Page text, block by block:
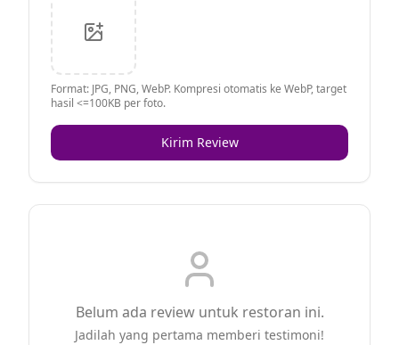
Format: JPG, PNG, WebP. Kompresi otomatis ke WebP, target
hasil <=100KB per foto.
Kirim Review
Belum ada review untuk restoran ini.
Jadilah yang pertama memberi testimoni!